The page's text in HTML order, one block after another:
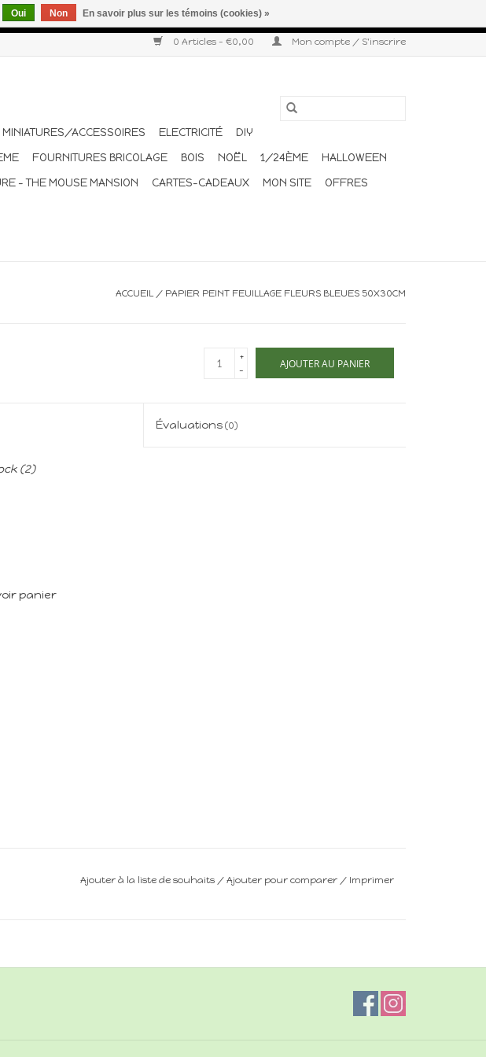
0 Articles - €0,00 Mon compte / S'inscrire
MINIATURES/ACCESSOIRES ELECTRICITÉ
DIY
FOURNITURES BRICOLAGE BOIS NOËL 1/24ÈME
HALLOWEEN
- THE MOUSE MANSION CARTES-CADEAUX MON SITE
OFFRES
ACCUEIL / PAPIER PEINT FEUILLAGE FLEURS BLEUES 50X30CM
+
-
AJOUTER AU PANIER
Évaluations(0)
(2)
panier
Ajouter à la liste de souhaits / Ajouter pour comparer / Imprimer
Oui Non En savoir plus sur les témoins (cookies) »
une à deux fois par semaine. Merci pour votre compréhension et votre confiance.